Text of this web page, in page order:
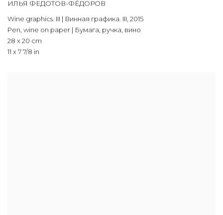
ИЛЬЯ ФЕДОТОВ-ФЁДОРОВ
Wine graphics. III | Винная графика. III, 2015
Pen, wine on paper | Бумага, ручка, вино
28 x 20 cm
11 x 7 7/8 in